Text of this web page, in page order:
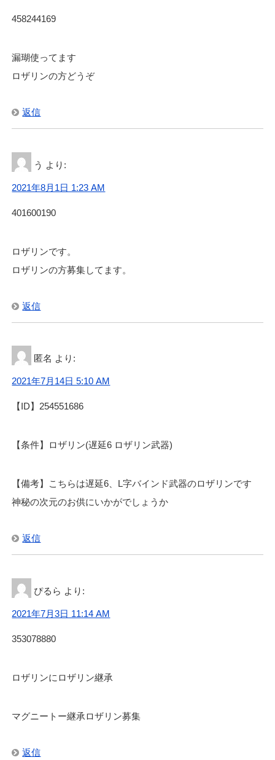
458244169
漏瑚使ってます
ロザリンの方どうぞ
返信
う より:
2021年8月1日 1:23 AM
401600190
ロザリンです。
ロザリンの方募集してます。
返信
匿名 より:
2021年7月14日 5:10 AM
【ID】254551686
【条件】ロザリン(遅延6 ロザリン武器)
【備考】こちらは遅延6、L字バインド武器のロザリンです
神秘の次元のお供にいかがでしょうか
返信
ぴるら より:
2021年7月3日 11:14 AM
353078880
ロザリンにロザリン継承
マグニートー継承ロザリン募集
返信